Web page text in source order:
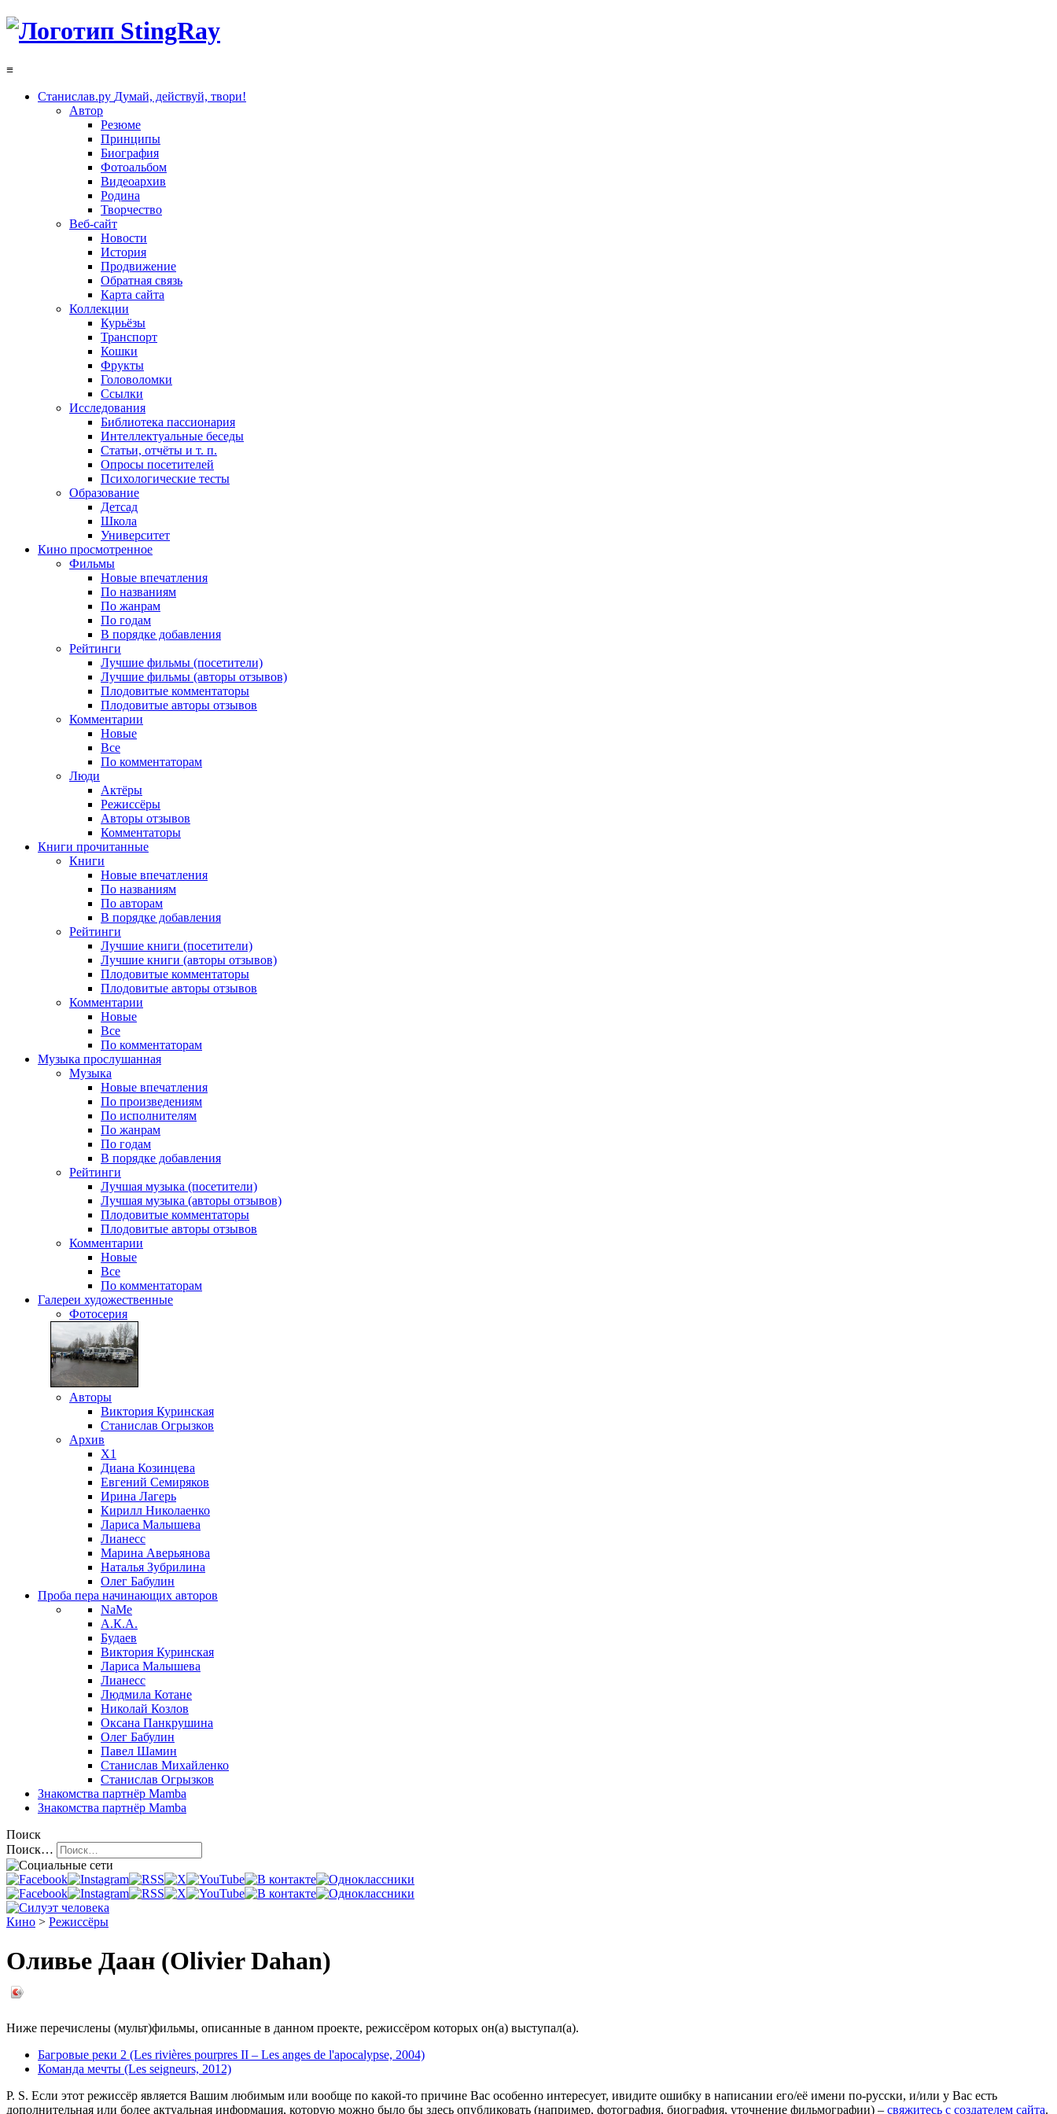
≡
Станислав.ру Думай, действуй, твори!
Автор
Резюме
Принципы
Биография
Фотоальбом
Видеоархив
Родина
Творчество
Веб-сайт
Новости
История
Продвижение
Обратная связь
Карта сайта
Коллекции
Курьёзы
Транспорт
Кошки
Фрукты
Головоломки
Ссылки
Исследования
Библиотека пассионария
Интеллектуальные беседы
Статьи, отчёты и т. п.
Опросы посетителей
Психологические тесты
Образование
Детсад
Школа
Университет
Кино просмотренное
Фильмы
Новые впечатления
По названиям
По жанрам
По годам
В порядке добавления
Рейтинги
Лучшие фильмы (посетители)
Лучшие фильмы (авторы отзывов)
Плодовитые комментаторы
Плодовитые авторы отзывов
Комментарии
Новые
Все
По комментаторам
Люди
Актёры
Режиссёры
Авторы отзывов
Комментаторы
Книги прочитанные
Книги
Новые впечатления
По названиям
По авторам
В порядке добавления
Рейтинги
Лучшие книги (посетители)
Лучшие книги (авторы отзывов)
Плодовитые комментаторы
Плодовитые авторы отзывов
Комментарии
Новые
Все
По комментаторам
Музыка прослушанная
Музыка
Новые впечатления
По произведениям
По исполнителям
По жанрам
По годам
В порядке добавления
Рейтинги
Лучшая музыка (посетители)
Лучшая музыка (авторы отзывов)
Плодовитые комментаторы
Плодовитые авторы отзывов
Комментарии
Новые
Все
По комментаторам
Галереи художественные
Фотосерия
Авторы
Виктория Куринская
Станислав Огрызков
Архив
X1
Диана Козинцева
Евгений Семиряков
Ирина Лагерь
Кирилл Николаенко
Лариса Малышева
Лианесс
Марина Аверьянова
Наталья Зубрилина
Олег Бабулин
Проба пера начинающих авторов
NaMe
А.К.А.
Будаев
Виктория Куринская
Лариса Малышева
Лианесс
Людмила Котане
Николай Козлов
Оксана Панкрушина
Олег Бабулин
Павел Шамин
Станислав Михайленко
Станислав Огрызков
Знакомства партнёр Mamba
Знакомства партнёр Mamba
Поиск
Поиск…
Кино > Режиссёры
Оливье Даан (Olivier Dahan)
Ниже перечислены (мульт)фильмы, описанные в данном проекте, режиссёром которых он(а) выступал(а).
Багровые реки 2 (Les rivières pourpres II – Les anges de l'apocalypse, 2004)
Команда мечты (Les seigneurs, 2012)
P. S. Если этот режиссёр является Вашим любимым или вообще по какой-то причине Вас особенно интересует, ивидите ошибку в написании его/её имени по-русски, и/или у Вас есть
дополнительная или более актуальная информация, которую можно было бы здесь опубликовать (например, фотография, биография, уточнение фильмографии) – свяжитесь с создателем сайта.